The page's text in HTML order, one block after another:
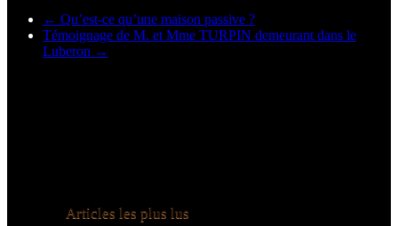
← Qu’est-ce qu’une maison passive ?
Témoignage de M. et Mme TURPIN demeurant dans le
Luberon →
Articles les plus lus